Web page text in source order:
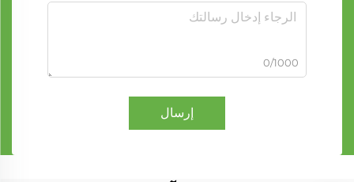
0/1000
إرسال